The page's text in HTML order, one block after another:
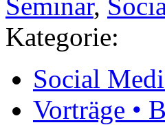
Kategorie:
Social
Vorträge •